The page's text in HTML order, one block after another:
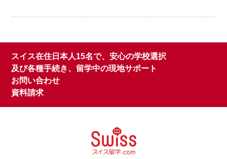
スイス在住日本人15名で、安心の学校選択
及び各種手続き、留学中の現地サポート
お問い合わせ
資料請求